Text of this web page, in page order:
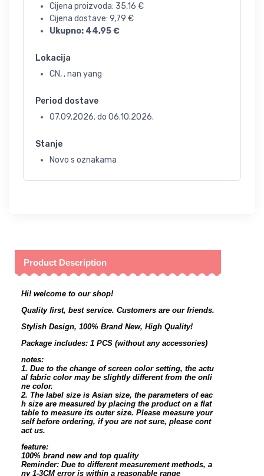
Cijena proizvoda: 35,16 €
Cijena dostave: 9,79 €
Ukupno: 44,95€
Lokacija
CN, , nan yang
Period dostave
07.09.2026. do 06.10.2026.
Stanje
Novo s oznakama